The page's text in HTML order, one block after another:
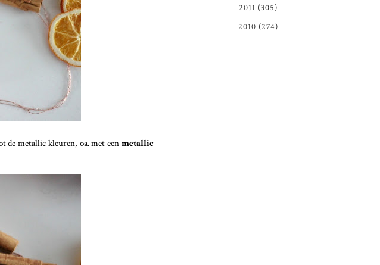
de metallic kleuren, oa. met een metallic
2011 (305)
2010 (274)